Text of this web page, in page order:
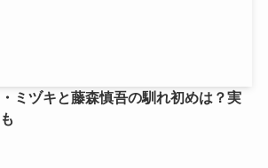
ミヅキと藤森慎吾の馴れ初めは？実